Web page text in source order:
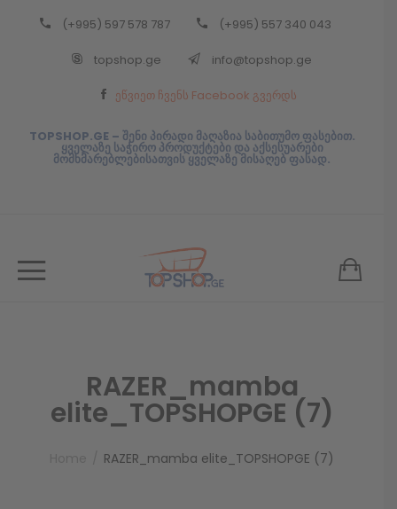
(+995) 597 578 787 (+995) 557 340 043
topshop.ge info@topshop.ge
ეწვიეთ ჩვენს Facebook გვერდს
TOPSHOP.GE – შენი პირადი მაღაზია საბითუმო ფასებით.
ყველაზე საჭირო პროდუქტები და აქსესუარები
მომხმარებლებისათვის ყველაზე მისაღებ ფასად.
RAZER_mamba
elite_TOPSHOPGE (7)
RAZER_mamba elite_TOPSHOPGE (7)
Back